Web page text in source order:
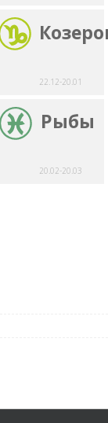
22.12-20.01
Рыбы
20.02-20.03